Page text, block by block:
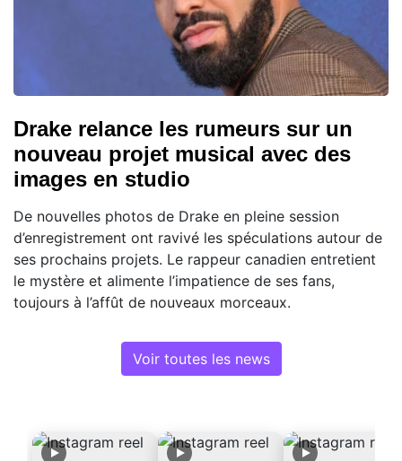
Drake relance les rumeurs sur un
nouveau projet musical avec des
images en studio
De nouvelles photos de Drake en pleine session
d’enregistrement ont ravivé les spéculations autour de
ses prochains projets. Le rappeur canadien entretient
le mystère et alimente l’impatience de ses fans,
toujours à l’affût de nouveaux morceaux.
Voir toutes les news